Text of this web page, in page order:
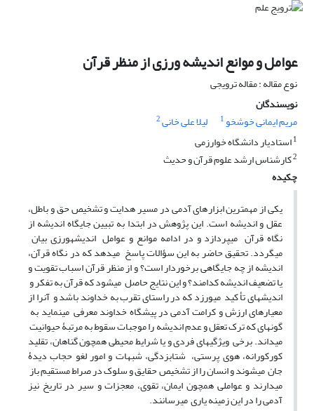
عوامل و موانع اندیشه ورزی از منظر قرآن
نوع مقاله : مقاله ترویجی
نویسندگان
مریم ایمانی خوشخو1 لیلا علی خانی2
1استادیار دانشگاه خوارزمی
2کارشناس ارشد علوم قرآن و حدیث
چکیده
یکی از مهمترین ابزارهای آدمی در مسیر هدایت و تشخیص حق و باطل،
عقل و اندیشه است. این پژوهش در ابتدا به تبیین جایگاه اندیشه از
نگاه قرآن میپردازد و در ادامه موانع و عوامل اندیشهورزی بیان
میگردد. تحقیق حاضر به این سؤالات پاسخ میدهد که در نگاه قرآن،
اندیشه از چه جایگاهی برخوردار است؟ و از منظر قرآن اسباب تقویت و
یا تضعیف اندیشه کدامند؟ و این نتایج حاصل میشود که قرآن به تفکر و
اندیشهای تأ کید میورزد که در راستای تقرب به خداوند باشد و آنرا از
معیارهای ارزش و کرامت آدمی در پیشگاه خداوند معرفی مینماید به
گونهای که ترک تعقل و عدم اندیشه را موجبات سقوط به مرتبۀ حیوانیت
میداند. برخی ویژگیهای فردی و یا شرایط محیطی همچون گناهان، تقلید
کورکورانه، هوی پرستی، شتابزدگی، شبهات و امور لغو حجاب دیدۀ
جان میشوند و انسان را از تشخیص حقایق و سلوک در صراط مستقیم باز
میدارند و عواملی همچون ایمان، تقوی، معجزات و سیر در تاریخ نیز
آدمی را در این زمینه یاری میرسانند.